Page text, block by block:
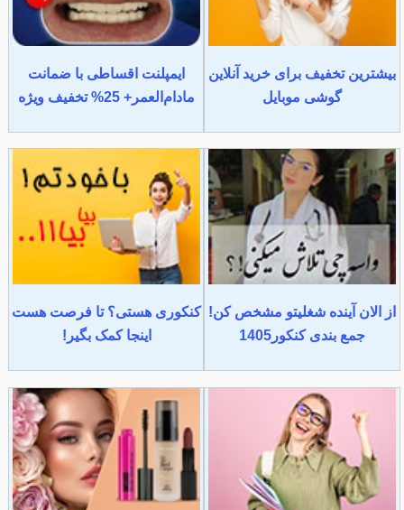
بیشترین تخفیف برای خرید آنلاین
گوشی موبایل
ایمپلنت اقساطی با ضمانت
مادام‌العمر+ 25% تخفیف ویژه
از الان آینده شغلیتو مشخص کن!
جمع بندی کنکور1405
کنکوری هستی؟ تا فرصت هست
اینجا کمک بگیر!